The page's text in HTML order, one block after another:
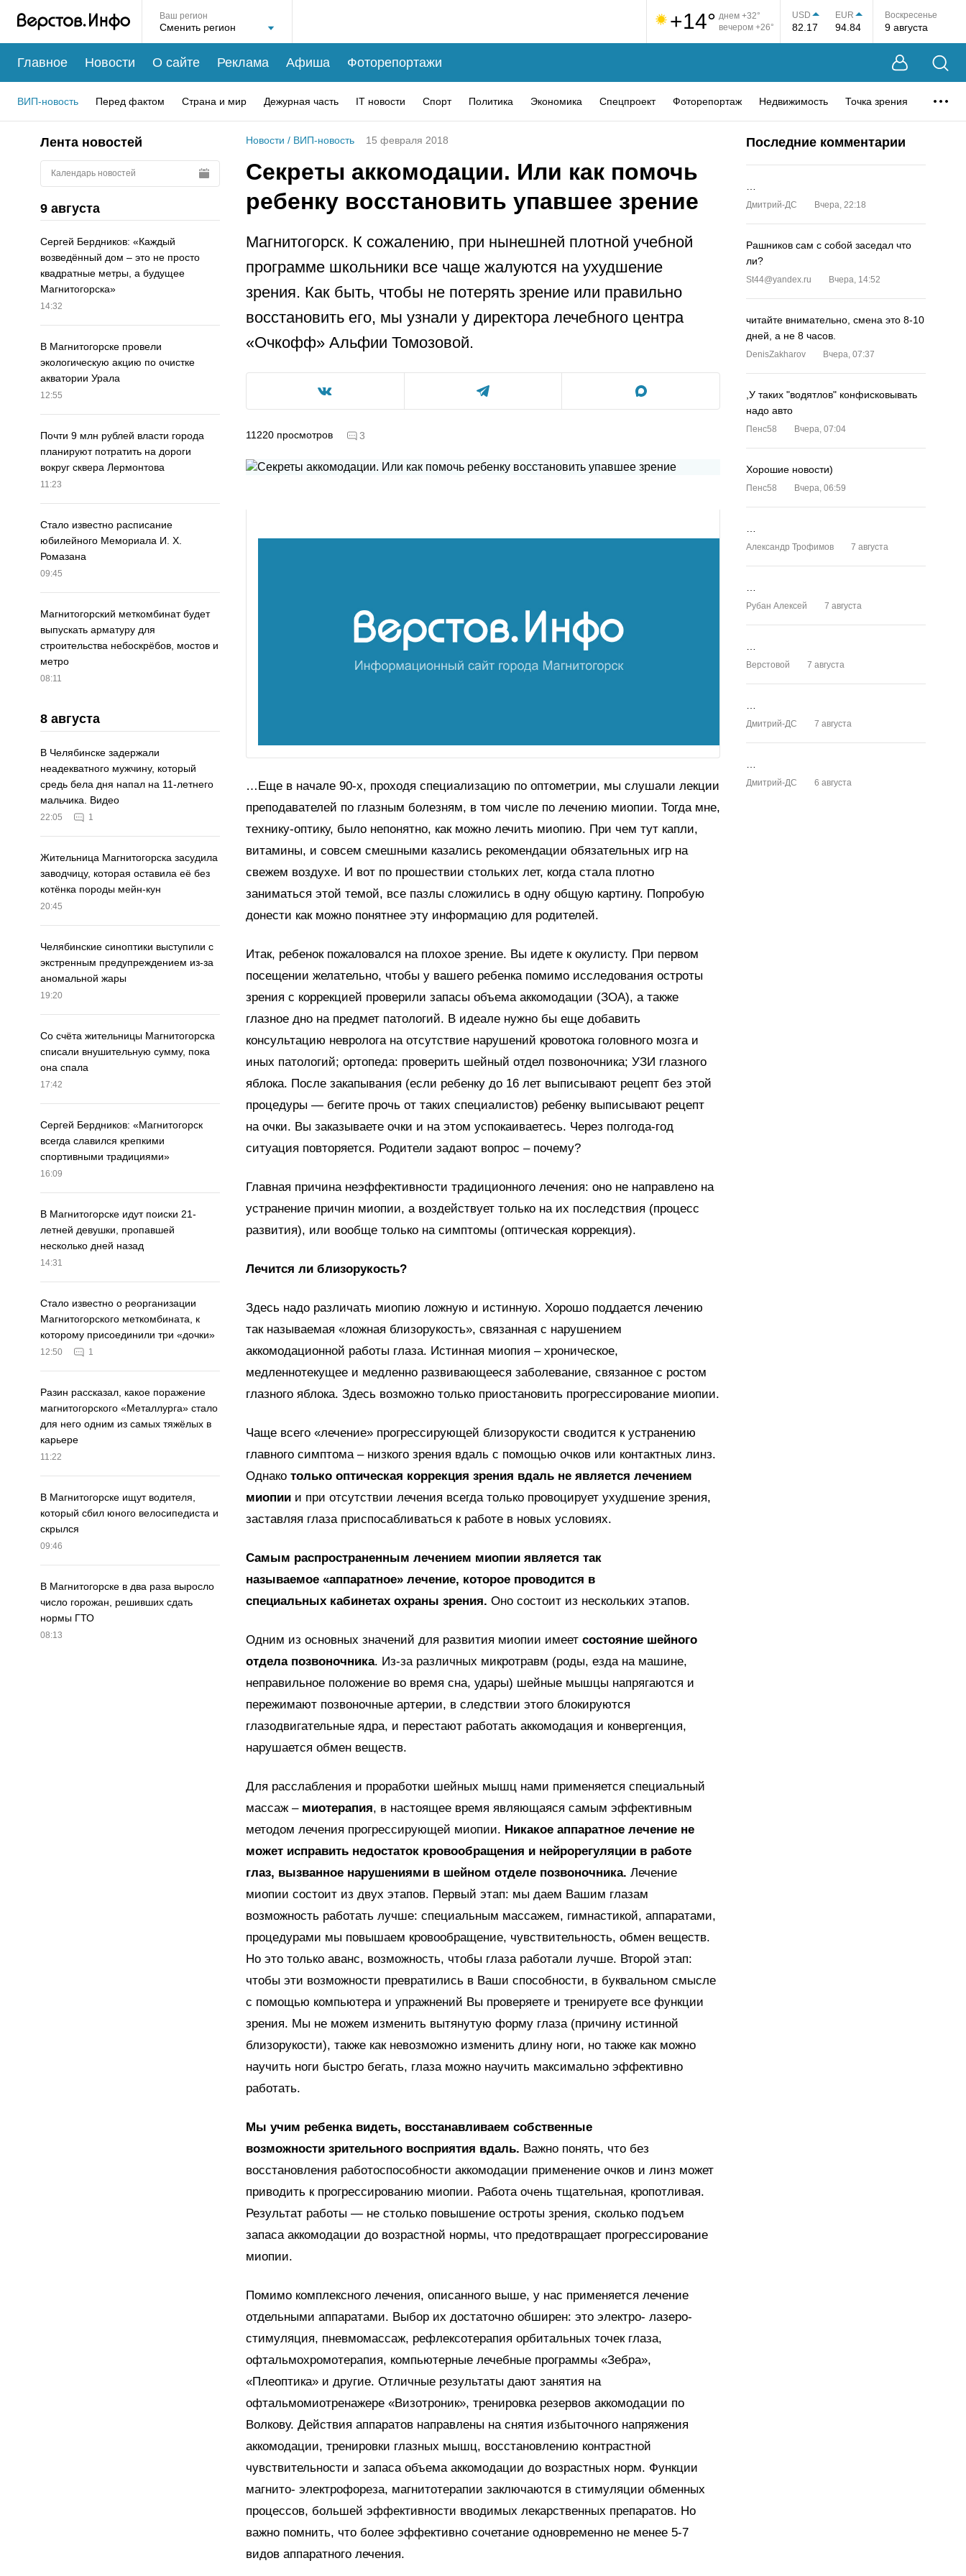
Ваш регион +14° днем +32°
вечером +26°
USD
82.17
EUR
94.84
Воскресенье
9 августа
Главное Новости О сайте Реклама Афиша Фоторепортажи
ВИП-новость Перед фактом Страна и мир Дежурная часть IT новости Спорт Политика Экономика Спецпроект Фоторепортаж Недвижимость Точка зрения
Лента новостей
Календарь новостей
9 августа
Сергей Бердников: «Каждый
возведённый дом – это не просто
квадратные метры, а будущее
Магнитогорска»
14:32
В Магнитогорске провели
экологическую акцию по очистке
акватории Урала
12:55
Почти 9 млн рублей власти города
планируют потратить на дороги
вокруг сквера Лермонтова
11:23
Стало известно расписание
юбилейного Мемориала И. Х.
Ромазана
09:45
Магнитогорский меткомбинат будет
выпускать арматуру для
строительства небоскрёбов, мостов и
метро
08:11
8 августа
В Челябинске задержали
неадекватного мужчину, который
средь бела дня напал на 11-летнего
мальчика. Видео
22:05 1
Жительница Магнитогорска засудила
заводчицу, которая оставила её без
котёнка породы мейн-кун
20:45
Челябинские синоптики выступили с
экстренным предупреждением из-за
аномальной жары
19:20
Со счёта жительницы Магнитогорска
списали внушительную сумму, пока
она спала
17:42
Сергей Бердников: «Магнитогорск
всегда славился крепкими
спортивными традициями»
16:09
В Магнитогорске идут поиски 21-
летней девушки, пропавшей
несколько дней назад
14:31
Стало известно о реорганизации
Магнитогорского меткомбината, к
которому присоединили три «дочки»
12:50 1
Разин рассказал, какое поражение
магнитогорского «Металлурга» стало
для него одним из самых тяжёлых в
карьере
11:22
В Магнитогорске ищут водителя,
который сбил юного велосипедиста и
скрылся
09:46
В Магнитогорске в два раза выросло
число горожан, решивших сдать
нормы ГТО
08:13
Новости / ВИП-новость 15 февраля 2018
Секреты аккомодации. Или как помочь
ребенку восстановить упавшее зрение
Магнитогорск. К сожалению, при нынешней плотной учебной
программе школьники все чаще жалуются на ухудшение
зрения. Как быть, чтобы не потерять зрение или правильно
восстановить его, мы узнали у директора лечебного центра
«Очкофф» Альфии Томозовой.
11220 просмотров 3
…Еще в начале 90-х, проходя специализацию по оптометрии, мы слушали лекции
преподавателей по глазным болезням, в том числе по лечению миопии. Тогда мне,
технику-оптику, было непонятно, как можно лечить миопию. При чем тут капли,
витамины, и совсем смешными казались рекомендации обязательных игр на
свежем воздухе. И вот по прошествии стольких лет, когда стала плотно
заниматься этой темой, все пазлы сложились в одну общую картину. Попробую
донести как можно понятнее эту информацию для родителей.
Итак, ребенок пожаловался на плохое зрение. Вы идете к окулисту. При первом
посещении желательно, чтобы у вашего ребенка помимо исследования остроты
зрения с коррекцией проверили запасы объема аккомодации (ЗОА), а также
глазное дно на предмет патологий. В идеале нужно бы еще добавить
консультацию невролога на отсутствие нарушений кровотока головного мозга и
иных патологий; ортопеда: проверить шейный отдел позвоночника; УЗИ глазного
яблока. После закапывания (если ребенку до 16 лет выписывают рецепт без этой
процедуры — бегите прочь от таких специалистов) ребенку выписывают рецепт
на очки. Вы заказываете очки и на этом успокаиваетесь. Через полгода-год
ситуация повторяется. Родители задают вопрос – почему?
Главная причина неэффективности традиционного лечения: оно не направлено на
устранение причин миопии, а воздействует только на их последствия (процесс
развития), или вообще только на симптомы (оптическая коррекция).
Лечится ли близорукость?
Здесь надо различать миопию ложную и истинную. Хорошо поддается лечению
так называемая «ложная близорукость», связанная с нарушением
аккомодационной работы глаза. Истинная миопия – хроническое,
медленнотекущее и медленно развивающееся заболевание, связанное с ростом
глазного яблока. Здесь возможно только приостановить прогрессирование миопии.
Чаще всего «лечение» прогрессирующей близорукости сводится к устранению
главного симптома – низкого зрения вдаль с помощью очков или контактных линз.
Однако только оптическая коррекция зрения вдаль не является лечением
миопии и при отсутствии лечения всегда только провоцирует ухудшение зрения,
заставляя глаза приспосабливаться к работе в новых условиях.
Самым распространенным лечением миопии является так
называемое «аппаратное» лечение, которое проводится в
специальных кабинетах охраны зрения. Оно состоит из нескольких этапов.
Одним из основных значений для развития миопии имеет состояние шейного
отдела позвоночника. Из-за различных микротравм (роды, езда на машине,
неправильное положение во время сна, удары) шейные мышцы напрягаются и
пережимают позвоночные артерии, в следствии этого блокируются
глазодвигательные ядра, и перестают работать аккомодация и конвергенция,
нарушается обмен веществ.
Для расслабления и проработки шейных мышц нами применяется специальный
массаж – миотерапия, в настоящее время являющаяся самым эффективным
методом лечения прогрессирующей миопии. Никакое аппаратное лечение не
может исправить недостаток кровообращения и нейрорегуляции в работе
глаз, вызванное нарушениями в шейном отделе позвоночника. Лечение
миопии состоит из двух этапов. Первый этап: мы даем Вашим глазам
возможность работать лучше: специальным массажем, гимнастикой, аппаратами,
процедурами мы повышаем кровообращение, чувствительность, обмен веществ.
Но это только аванс, возможность, чтобы глаза работали лучше. Второй этап:
чтобы эти возможности превратились в Ваши способности, в буквальном смысле
с помощью компьютера и упражнений Вы проверяете и тренируете все функции
зрения. Мы не можем изменить вытянутую форму глаза (причину истинной
близорукости), также как невозможно изменить длину ноги, но также как можно
научить ноги быстро бегать, глаза можно научить максимально эффективно
работать.
Мы учим ребенка видеть, восстанавливаем собственные
возможности зрительного восприятия вдаль. Важно понять, что без
восстановления работоспособности аккомодации применение очков и линз может
приводить к прогрессированию миопии. Работа очень тщательная, кропотливая.
Результат работы — не столько повышение остроты зрения, сколько подъем
запаса аккомодации до возрастной нормы, что предотвращает прогрессирование
миопии.
Помимо комплексного лечения, описанного выше, у нас применяется лечение
отдельными аппаратами. Выбор их достаточно обширен: это электро- лазеро-
стимуляция, пневмомассаж, рефлексотерапия орбитальных точек глаза,
офтальмохромотерапия, компьютерные лечебные программы «Зебра»,
«Плеоптика» и другие. Отличные результаты дают занятия на
офтальмомиотренажере «Визотроник», тренировка резервов аккомодации по
Волкову. Действия аппаратов направлены на снятия избыточного напряжения
аккомодации, тренировки глазных мышц, восстановлению контрастной
чувствительности и запаса объема аккомодации до возрастных норм. Функции
магнито- электрофореза, магнитотерапии заключаются в стимуляции обменных
процессов, большей эффективности вводимых лекарственных препаратов. Но
важно помнить, что более эффективно сочетание одновременно не менее 5-7
видов аппаратного лечения.
Последние комментарии
Дмитрий-ДС Вчера, 22:18
Рашников сам с собой заседал что
ли?
St44@yandex.ru Вчера, 14:52
читайте внимательно, смена это 8-10
дней, а не 8 часов.
DenisZakharov Вчера, 07:37
,У таких "водятлов" конфисковывать
надо авто
Пенс58 Вчера, 07:04
Хорошие новости)
Пенс58 Вчера, 06:59
Александр Трофимов 7 августа
Рубан Алексей 7 августа
Верстовой 7 августа
Дмитрий-ДС 7 августа
Дмитрий-ДС 6 августа